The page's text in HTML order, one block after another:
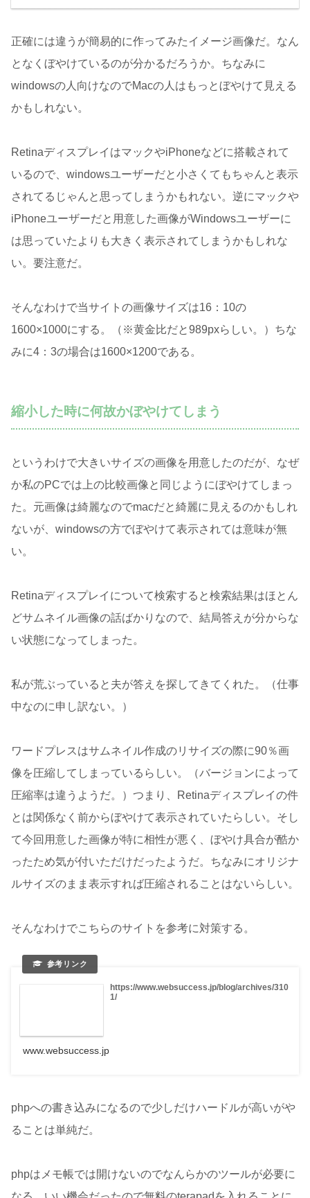
正確には違うが簡易的に作ってみたイメージ画像だ。なん
となくぼやけているのが分かるだろうか。ちなみに
windowsの人向けなのでMacの人はもっとぼやけて見える
かもしれない。
RetinaディスプレイはマックやiPhoneなどに搭載されて
いるので、windowsユーザーだと小さくてもちゃんと表示
されてるじゃんと思ってしまうかもれない。逆にマックや
iPhoneユーザーだと用意した画像がWindowsユーザーに
は思っていたよりも大きく表示されてしまうかもしれな
い。要注意だ。
そんなわけで当サイトの画像サイズは16：10の
1600×1000にする。（※黄金比だと989pxらしい。）ちな
みに4：3の場合は1600×1200である。
縮小した時に何故かぼやけてしまう
というわけで大きいサイズの画像を用意したのだが、なぜ
か私のPCでは上の比較画像と同じようにぼやけてしまっ
た。元画像は綺麗なのでmacだと綺麗に見えるのかもしれ
ないが、windowsの方でぼやけて表示されては意味が無
い。
Retinaディスプレイについて検索すると検索結果はほとん
どサムネイル画像の話ばかりなので、結局答えが分からな
い状態になってしまった。
私が荒ぶっていると夫が答えを探してきてくれた。（仕事
中なのに申し訳ない。）
ワードプレスはサムネイル作成のリサイズの際に90％画
像を圧縮してしまっているらしい。（バージョンによって
圧縮率は違うようだ。）つまり、Retinaディスプレイの件
とは関係なく前からぼやけて表示されていたらしい。そし
て今回用意した画像が特に相性が悪く、ぼやけ具合が酷か
ったため気が付いただけだったようだ。ちなみにオリジナ
ルサイズのまま表示すれば圧縮されることはないらしい。
そんなわけでこちらのサイトを参考に対策する。
https://www.websuccess.jp/blog/archives/310
1/
www.websuccess.jp
phpへの書き込みになるので少しだけハードルが高いがや
ることは単純だ。
phpはメモ帳では開けないのでなんらかのツールが必要に